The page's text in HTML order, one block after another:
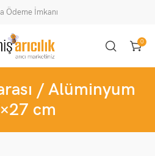
Ödeme İmkanı
0
/ Alüminyum
cm